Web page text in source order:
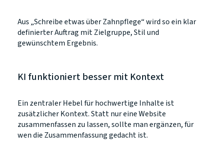
Aus „Schreibe etwas über Zahnpflege“ wird so ein klar
definierter Auftrag mit Zielgruppe, Stil und
gewünschtem Ergebnis.
KI funktioniert besser mit Kontext
Ein zentraler Hebel für hochwertige Inhalte ist
zusätzlicher Kontext. Statt nur eine Website
zusammenfassen zu lassen, sollte man ergänzen, für
wen die Zusammenfassung gedacht ist.